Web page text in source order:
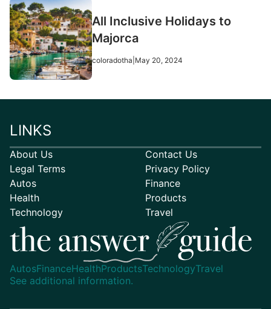
All Inclusive Holidays to
Majorca
coloradotha May 20, 2024
AutosFinanceHealthProductsTechnologyTravel
See additional information.
LINKS
About Us
Contact Us
Legal Terms
Privacy Policy
Autos
Finance
Health
Products
Technology
Travel